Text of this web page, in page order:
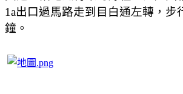
1a出口過馬路走到目白通左轉，步
鐘。